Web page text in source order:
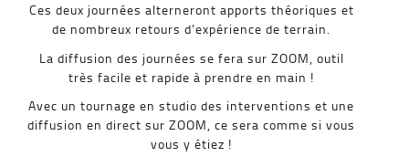
Ces deux journées alterneront apports théoriques et
de nombreux retours d’expérience de terrain.
La diffusion des journées se fera sur ZOOM, outil
très facile et rapide à prendre en main !
Avec un tournage en studio des interventions et une
diffusion en direct sur ZOOM, ce sera comme si vous
vous y étiez !